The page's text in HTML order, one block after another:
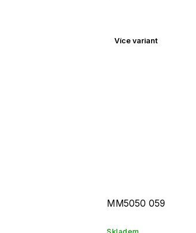
Více variant
MM5050 059